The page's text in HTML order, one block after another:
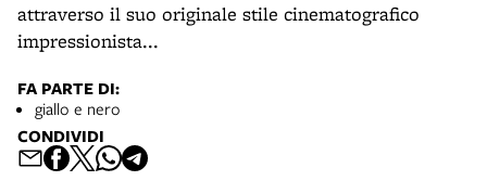
attraverso il suo originale stile cinematografico
impressionista...
FA PARTE DI:
giallo e nero
CONDIVIDI